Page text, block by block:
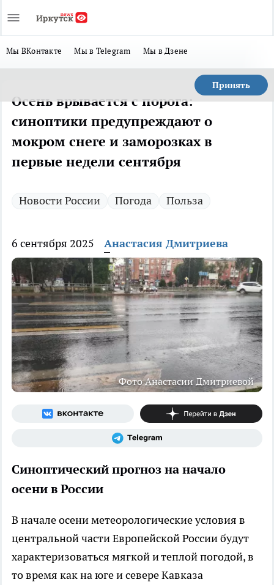
Мы ВКонтакте Мы в Telegram Мы в Дзене
Принять
Осень врывается с порога:
синоптики предупреждают о
мокром снеге и заморозках в
первые недели сентября
Новости России Погода Польза
6 сентября 2025 Анастасия Дмитриева
Фото Анастасии Дмитриевой
Синоптический прогноз на начало
осени в России
В начале осени метеорологические условия в
центральной части Европейской России будут
характеризоваться мягкой и теплой погодой, в
то время как на юге и севере Кавказа